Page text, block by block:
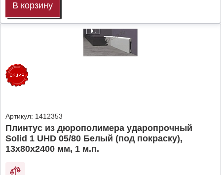
В корзину
Артикул: 1412353
Плинтус из дюрополимера ударопрочный
Solid 1 UHD 05/80 Белый (под покраску),
13х80х2400 мм, 1 м.п.